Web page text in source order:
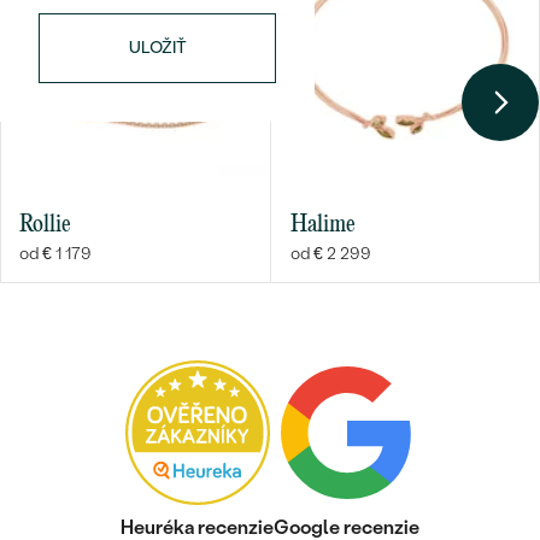
Bestsellery
Prírodný
ULOŽIŤ
Rollie
od € 1 179
Halime
od € 2 299
Heuréka recenzieGoogle recenzie